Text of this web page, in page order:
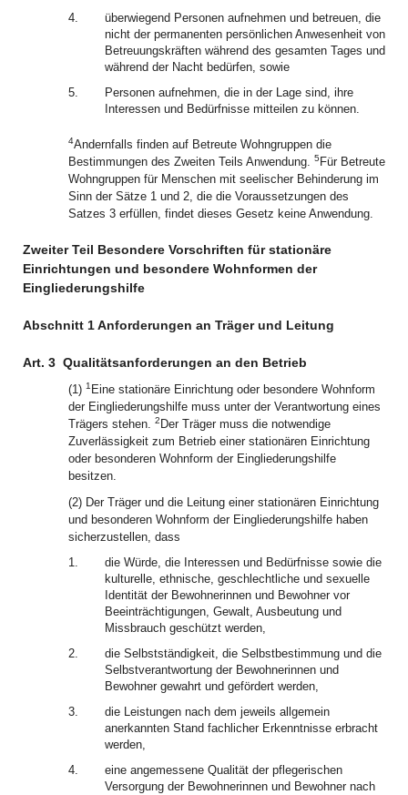
4.
überwiegend Personen aufnehmen und betreuen, die
nicht der permanenten persönlichen Anwesenheit von
Betreuungskräften während des gesamten Tages und
während der Nacht bedürfen, sowie
5.
Personen aufnehmen, die in der Lage sind, ihre
Interessen und Bedürfnisse mitteilen zu können.
4Andernfalls finden auf Betreute Wohngruppen die
Bestimmungen des Zweiten Teils Anwendung. 5 Für Betreute
Wohngruppen für Menschen mit seelischer Behinderung im
Sinn der Sätze 1 und 2, die die Voraussetzungen des
Satzes 3 erfüllen, findet dieses Gesetz keine Anwendung.
Zweiter Teil Besondere Vorschriften für stationäre
Einrichtungen und besondere Wohnformen der
Eingliederungshilfe
Abschnitt 1 Anforderungen an Träger und Leitung
Art. 3 Qualitätsanforderungen an den Betrieb
(1) 1 Eine stationäre Einrichtung oder besondere Wohnform
der Eingliederungshilfe muss unter der Verantwortung eines
Trägers stehen. 2 Der Träger muss die notwendige
Zuverlässigkeit zum Betrieb einer stationären Einrichtung
oder besonderen Wohnform der Eingliederungshilfe
besitzen.
(2) Der Träger und die Leitung einer stationären Einrichtung
und besonderen Wohnform der Eingliederungshilfe haben
sicherzustellen, dass
1.
die Würde, die Interessen und Bedürfnisse sowie die
kulturelle, ethnische, geschlechtliche und sexuelle
Identität der Bewohnerinnen und Bewohner vor
Beeinträchtigungen, Gewalt, Ausbeutung und
Missbrauch geschützt werden,
2.
die Selbstständigkeit, die Selbstbestimmung und die
Selbstverantwortung der Bewohnerinnen und
Bewohner gewahrt und gefördert werden,
3.
die Leistungen nach dem jeweils allgemein
anerkannten Stand fachlicher Erkenntnisse erbracht
werden,
4.
eine angemessene Qualität der pflegerischen
Versorgung der Bewohnerinnen und Bewohner nach